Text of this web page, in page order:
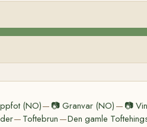
(NO)— 📷 Granvar (NO) — 📷
— Toftebrun —Den gamle